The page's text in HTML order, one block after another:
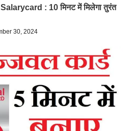
: 10 मिनट में मिलेगा तुरंत
30, 2024